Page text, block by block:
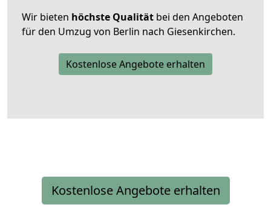
Wir bieten höchste Qualität bei den Angeboten
für den Umzug von Berlin nach Giesenkirchen.
Kostenlose Angebote erhalten
Kostenlose Angebote erhalten